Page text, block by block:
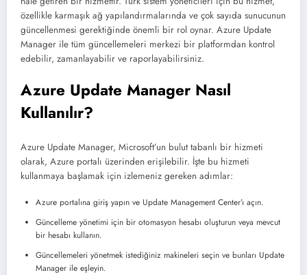
özellikle karmaşık ağ yapılandırmalarında ve çok sayıda sunucunun
güncellenmesi gerektiğinde önemli bir rol oynar. Azure Update
Manager ile tüm güncellemeleri merkezi bir platformdan kontrol
edebilir, zamanlayabilir ve raporlayabilirsiniz.
Azure Update Manager Nasıl
Kullanılır?
Azure Update Manager, Microsoft’un bulut tabanlı bir hizmeti
olarak, Azure portalı üzerinden erişilebilir. İşte bu hizmeti
kullanmaya başlamak için izlemeniz gereken adımlar:
Azure portalına giriş yapın ve Update Management Center’ı açın.
Güncelleme yönetimi için bir otomasyon hesabı oluşturun veya mevcut
bir hesabı kullanın.
Güncellemeleri yönetmek istediğiniz makineleri seçin ve bunları Update
Manager ile eşleyin.